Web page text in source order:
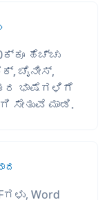
ಹೆಚ್ಚು
ಚೈನೀಸ್,
ಭಾಷೆಗಳಿಗೆ
ಸೇತುವೆ ಮಾಡಿ.
Word